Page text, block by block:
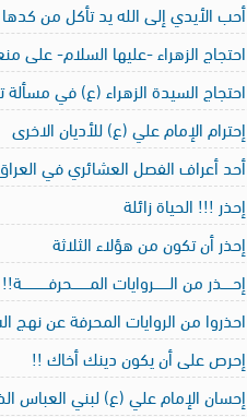
أحب الأيدي إلى الله يد تأكل من كدها
احتجاج الزهراء -عليها السلام- على
احتجاج السيدة الزهراء (ع) في مسألة
إحترام الإمام علي (ع) للأديان الاخرى
أحد أعراف الفصل العشائري في العراق
إحذر !!! الحياة زائلة
إحذر أن تكون من هؤلاء الثلاثة
إحـــــذر من الـــــــروايات المــــــــحرفــــــــــــة!!
احذروا من الروايات المحرفة عن نهج
إحرص على أن يكون دينك أخاك !!
إحسان الإمام علي (ع) لبني العباس